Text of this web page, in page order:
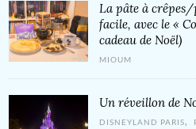
La pâte à
facile, avec le «
cadeau de Noël)
MIOUM
Un réveillon de
DISNEYLAND PARIS,